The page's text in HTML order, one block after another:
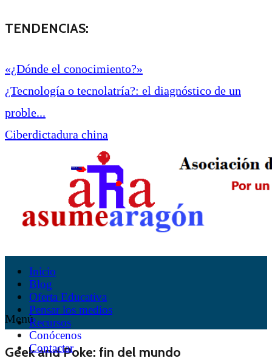
TENDENCIAS:
«¿Dónde el conocimiento?»
¿Tecnología o tecnolatría?: el diagnóstico de un
proble...
Ciberdictadura china
Inicio
Blog
Oferta Educativa
Pensar los medios
Recursos
Conócenos
Contactar
Menú
Geek and Poke: fin del mundo